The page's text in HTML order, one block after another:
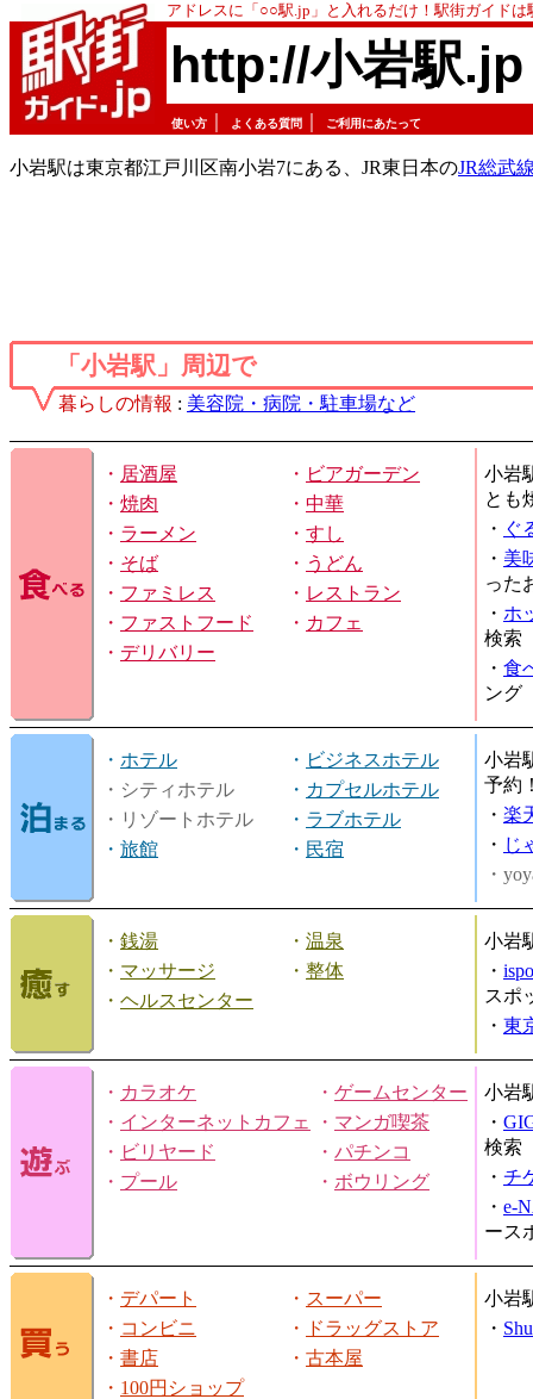
アドレスに「○○駅.jp」と入れるだけ！駅街ガイド
http://小岩駅.jp
使い方 よくある質問 ご利用にあたって
小岩駅は東京都江戸川区南小岩7にある、JR東日本のJR総武
「小岩駅」周辺で
暮らしの情報 : 美容院・病院・駐車場など
・ 居酒屋 ・ ビアガーデン
・ 焼肉 ・ 中華
・ ラーメン ・ すし
・ そば ・ うどん
・ ファミレス ・ レストラン
・ ファストフード ・ カフェ
・ デリバリー
小岩
とも
・ ぐ
・ 美
った
・ ホ
検索
・ 食
ング
・ ホテル ・ ビジネスホテル
・シティホテル
・ カプセルホテル
・リゾートホテル
・ ラブホテル
・ 旅館 ・ 民宿
小岩
予約
・ 楽
・ じ
・
・ 銭湯 ・ 温泉
・ マッサージ ・ 整体
・ ヘルスセンター
小岩
・
スポ
・ 東
・ カラオケ ・ ゲームセンター
・ インターネットカフェ ・ マンガ喫茶
・ ビリヤード ・ パチンコ
・ プール ・ ボウリング
小岩
・
検索
・ チ
・ e-
ース
・ デパート ・ スーパー
・ コンビニ ・
ドラッグストア
・ 書店 ・ 古本屋
・ 100円ショップ
小岩
・